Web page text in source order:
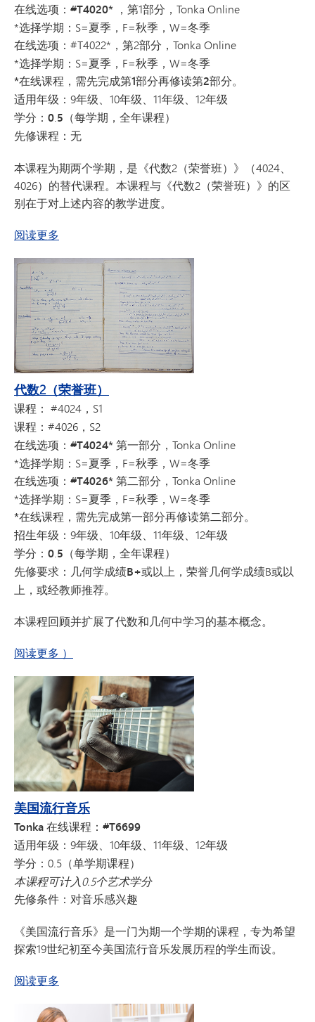
在线选项：#T4020* ，第1部分，Tonka Online
*选择学期：S=夏季，F=秋季，W=冬季
在线选项： #T4022*，第2部分，Tonka Online
*选择学期：S=夏季，F=秋季，W=冬季
*在线课程，需先完成第1部分再修读第2部分。
适用年级： 9年级、10年级、11年级、12年级
学分：0.5 （每学期，全年课程）
先修课程：无
本课程为期两个学期，是《代数2（荣誉班）》（4024、
4026）的替代课程。本课程与《代数2（荣誉班）》的区
别在于对上述内容的教学进度。
阅读更多
代数2（荣誉班）
课程： #4024，S1
课程： #4026，S2
在线选项：#T4024*第一部分，Tonka Online
*选择学期：S=夏季，F=秋季，W=冬季
在线选项：#T4026*第二部分，Tonka Online
*选择学期：S=夏季，F=秋季，W=冬季
*在线课程，需先完成第一部分再修读第二部分。
招生年级： 9年级、10年级、11年级、12年级
学分：0.5 （每学期，全年课程）
先修要求： 几何学成绩B+或以上，荣誉几何学成绩B或以
上，或经教师推荐。
本课程回顾并扩展了代数和几何中学习的基本概念。
阅读更多 关于代数2（荣誉班
）
美国流行音乐
Tonka 在线课程：#T6699
适用年级： 9年级、10年级、11年级、12年级
学分： 0.5（单学期课程）
本课程可计入0.5个艺术学分
先修条件： 对音乐感兴趣
《美国流行音乐》是一门为期一个学期的课程，专为希望
探索19世纪初至今美国流行音乐发展历程的学生而设。
阅读更多